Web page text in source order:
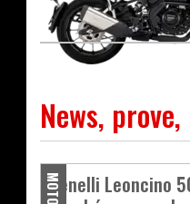
News,
Benelli Leoncino